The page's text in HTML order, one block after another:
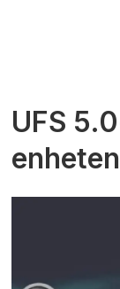
UFS
enheten